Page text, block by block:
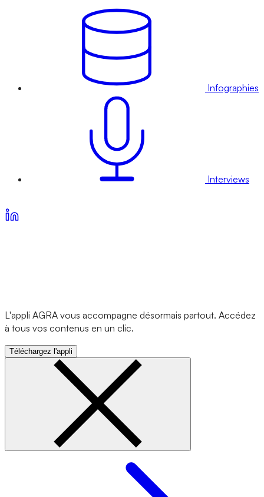
Infographies
Interviews
L'appli AGRA vous accompagne désormais partout. Accédez
à tous vos contenus en un clic.
Téléchargez l'appli